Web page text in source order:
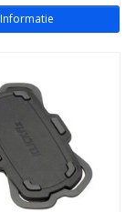
Informatie